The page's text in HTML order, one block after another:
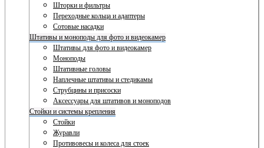
Шторки и фильтры
Переходные кольца и адаптеры
Сотовые насадки
Штативы и моноподы для фото и видеокамер
Штативы для фото и видеокамер
Моноподы
Штативные головы
Наплечные штативы и стедикамы
Струбцины и присоски
Аксессуары для штативов и моноподов
Стойки и системы крепления
Стойки
Журавли
Противовесы и колеса для стоек